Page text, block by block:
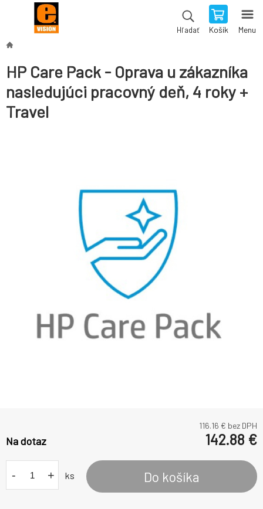
Hľadať Košík Menu
HP Care Pack - Oprava u zákazníka
nasledujúci pracovný deň, 4 roky +
Travel
116.16 € bez DPH
Na dotaz 142.88 €
- + ks Do košíka